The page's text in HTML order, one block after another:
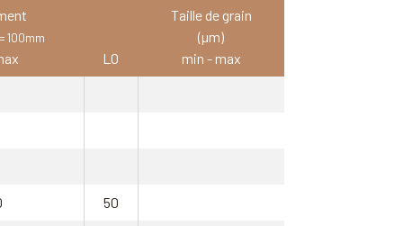
100mm
L0
Taille de grain
(µm)
min - max
50